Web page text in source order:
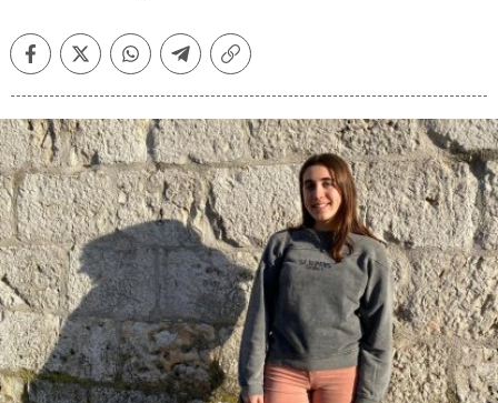
FacebookTwitterWhatsappTelegramCopiar